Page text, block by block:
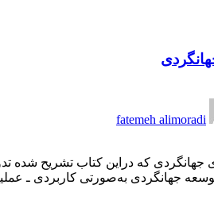
fatemeh alimoradi
جهانگردی که دراین کتاب تشریح شده
جهانگردی به‏‌صورتی کاربردی ـ